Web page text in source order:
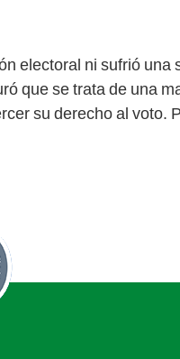
electoral ni sufrió una
que se trata de una
su derecho al voto.